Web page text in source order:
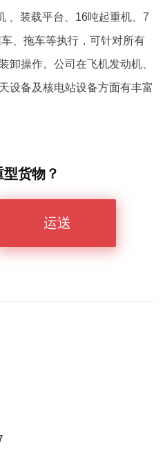
、装载平台、16吨起重机、7
、拖车等执行，可针对所有
卸操作。公司在飞机发动机、
设备及核电站设备方面有丰富
货物？
运送